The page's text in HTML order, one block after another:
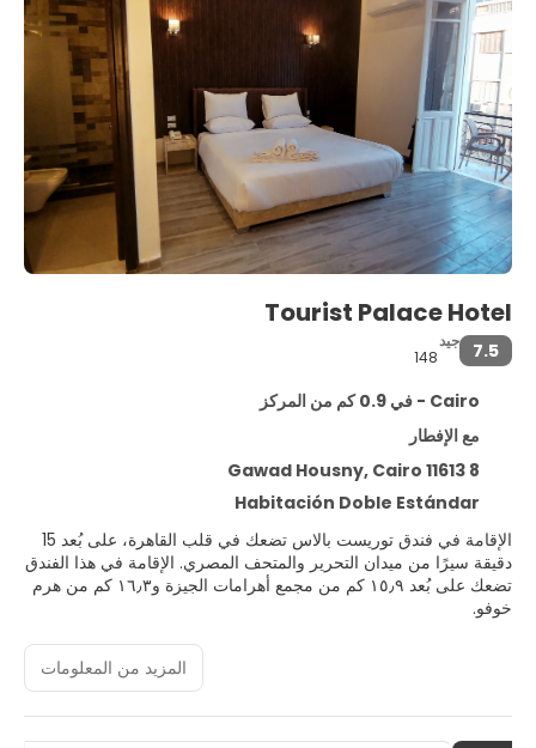
Tourist Palace Hotel
7.5
جيد
148
Cairo - في 0.9 كم من المركز
مع الإفطار
8 Gawad Housny, Cairo 11613
Habitación Doble Estándar
الإقامة في فندق توريست بالاس تضعك في قلب القاهرة، على بُعد 15
دقيقة سيرًا من ميدان التحرير والمتحف المصري. الإقامة في هذا الفندق
تضعك على بُعد ١٥٫٩ كم من مجمع أهرامات الجيزة و١٦٫٣ كم من هرم
خوفو.
تمتع بوسائل الراحة المتاحة في هذه المنشأة، ومنها اتصال لاسلكي
اشعر وكأنك في منزلك عند الإقامة في واحدة من 16 غرفة ضيافة
المزيد من المعلومات